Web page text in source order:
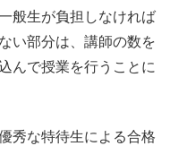
般生が負担しなければ
い部分は、講師の数を
んで授業を行うことに
秀な特待生による合格